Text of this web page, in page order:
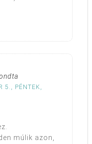
5., PÉNTEK,
múlik azon,